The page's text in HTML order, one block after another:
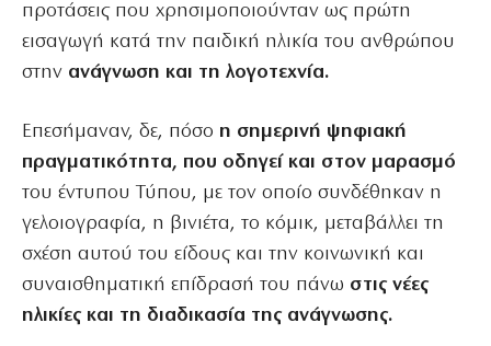
προτάσεις που χρησιμοποιούνταν ως πρώτη
εισαγωγή κατά την παιδική ηλικία του ανθρώπου
στην ανάγνωση και τη λογοτεχνία.
Επεσήμαναν, δε, πόσο η σημερινή ψηφιακή
πραγματικότητα, που οδηγεί και στον μαρασμό
του έντυπου Τύπου, με τον οποίο συνδέθηκαν η
γελοιογραφία, η βινιέτα, το κόμικ, μεταβάλλει τη
σχέση αυτού του είδους και την κοινωνική και
συναισθηματική επίδρασή του πάνω στις νέες
ηλικίες και τη διαδικασία της ανάγνωσης.